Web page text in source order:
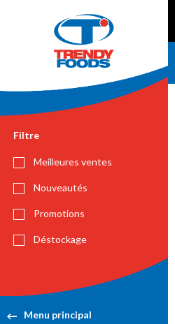
Filtre
Meilleures ventes
Nouveautés
Promotions
Déstockage
Menu principal